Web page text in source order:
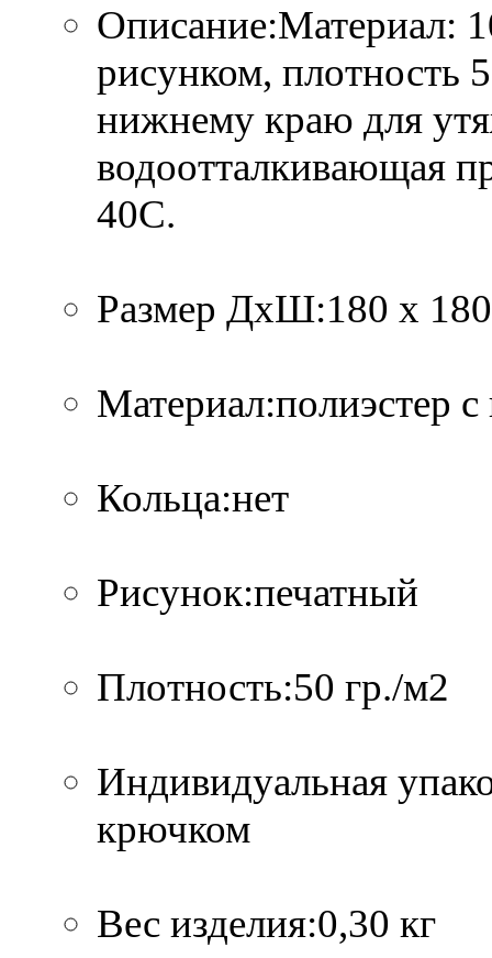
Описание:Материал:
рисунком, плотность
нижнему краю для
водоотталкивающая
40C.
Размер ДхШ:180 х
Материал:полиэстер
Кольца:нет
Рисунок:печатный
Плотность:50 гр./м2
Индивидуальная
крючком
Вес изделия:0,30 кг